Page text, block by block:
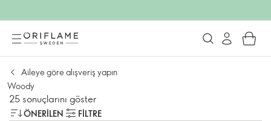
Aileye göre alışveriş yapın
Woody
25 sonuçlarını göster
ÖNERILEN
FILTRE